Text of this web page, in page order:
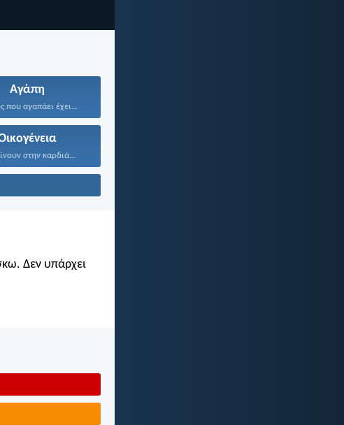
Αγάπη
που αγαπάει έχει...
στην καρδιά...
Δεν υπάρχει